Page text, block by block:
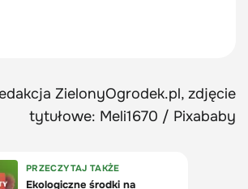
ZielonyOgrodek.pl, zdjęcie
tytułowe: Meli1670 / Pixababy